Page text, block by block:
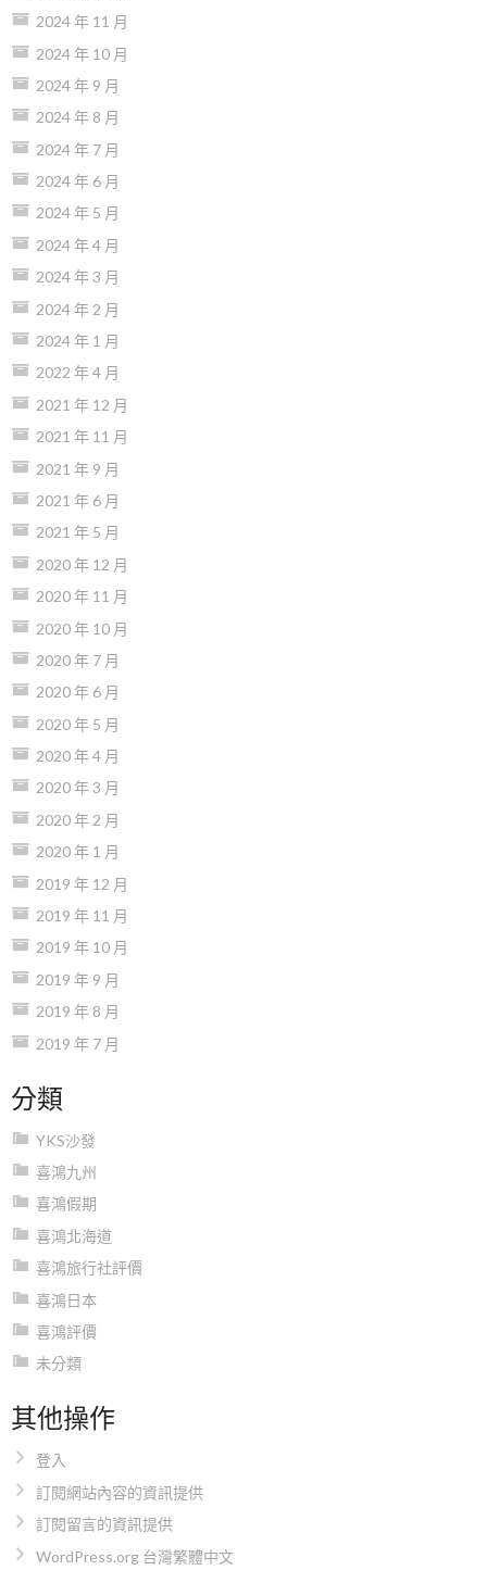
2024 年 11 月
2024 年 10 月
2024 年 9 月
2024 年 8 月
2024 年 7 月
2024 年 6 月
2024 年 5 月
2024 年 4 月
2024 年 3 月
2024 年 2 月
2024 年 1 月
2022 年 4 月
2021 年 12 月
2021 年 11 月
2021 年 9 月
2021 年 6 月
2021 年 5 月
2020 年 12 月
2020 年 11 月
2020 年 10 月
2020 年 7 月
2020 年 6 月
2020 年 5 月
2020 年 4 月
2020 年 3 月
2020 年 2 月
2020 年 1 月
2019 年 12 月
2019 年 11 月
2019 年 10 月
2019 年 9 月
2019 年 8 月
2019 年 7 月
分類
YKS沙發
喜鴻九州
喜鴻假期
喜鴻北海道
喜鴻旅行社評價
喜鴻日本
喜鴻評價
未分類
其他操作
登入
訂閱網站內容的資訊提供
訂閱留言的資訊提供
WordPress.org 台灣繁體中文